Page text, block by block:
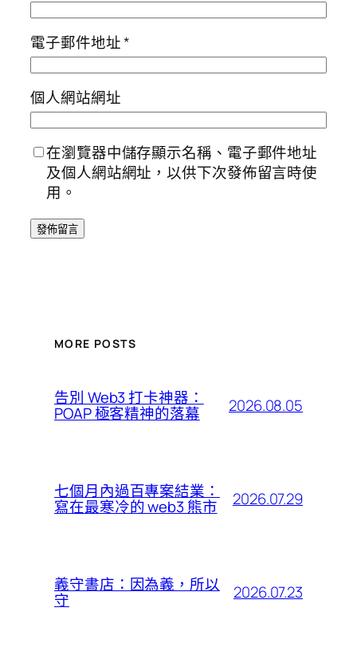
電子郵件地址*
個人網站網址
在瀏覽器中儲存顯示名稱、電子郵件地址
及個人網站網址，以供下次發佈留言時使
用。
MORE POSTS
告別 Web3 打卡神器：
POAP 極客精神的落幕 2026.08.05
七個月內過百專案結業：
寫在最寒冷的 web3 熊市 2026.07.29
義守書店：因為義，所以
守 2026.07.23